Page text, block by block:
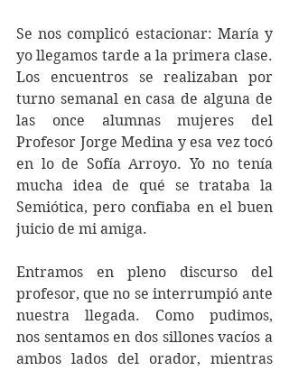
Se nos complicó estacionar: María y
yo llegamos tarde a la primera clase.
Los encuentros se realizaban por
turno semanal en casa de alguna de
las once alumnas mujeres del
Profesor Jorge Medina y esa vez tocó
en lo de Sofía Arroyo. Yo no tenía
mucha idea de qué se trataba la
Semiótica, pero confiaba en el buen
juicio de mi amiga.
Entramos en pleno discurso del
profesor, que no se interrumpió ante
nuestra llegada. Como pudimos,
nos sentamos en dos sillones vacíos a
ambos lados del orador, mientras